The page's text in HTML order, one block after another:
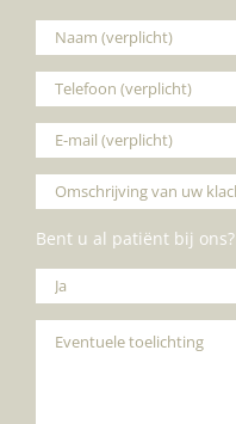
Bent u al patiënt bij ons?